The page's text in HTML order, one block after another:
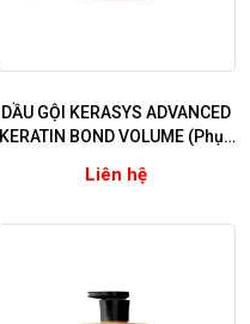
DẦU GỘI KERASYS ADVANCED
KERATIN BOND VOLUME (Phục
ngăn ngừa rụng tóc)
Liên hệ